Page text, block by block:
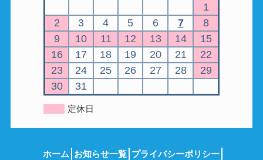
1
2
3 4 5 6 7
8
9
10 11 12 13 14
15
16
17 18 19 20 21
22
23
24 25 26 27 28
29
30
31
定休日
ホーム お知らせ一覧 プライバシーポリシー